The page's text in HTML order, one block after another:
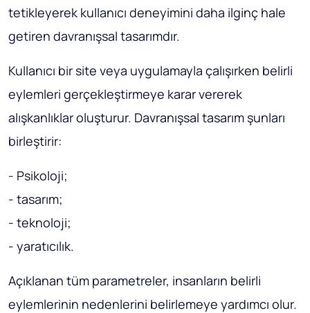
tetikleyerek kullanıcı deneyimini daha ilginç hale
getiren davranışsal tasarımdır.
Kullanıcı bir site veya uygulamayla çalışırken belirli
eylemleri gerçekleştirmeye karar vererek
alışkanlıklar oluşturur. Davranışsal tasarım şunları
birleştirir:
- Psikoloji;
- tasarım;
- teknoloji;
- yaratıcılık.
Açıklanan tüm parametreler, insanların belirli
eylemlerinin nedenlerini belirlemeye yardımcı olur.